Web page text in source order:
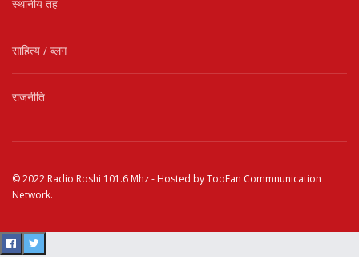
स्थानीय तह
साहित्य / ब्लग
राजनीति
© 2022 Radio Roshi 101.6 Mhz- Hosted byTooFan Commnunication
Network.